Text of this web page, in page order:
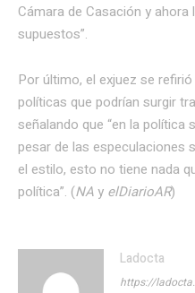
Cámara de Casación y
supuestos”.
Por último, el exjuez se
políticas que podrían surgir
señalando que “en la política
pesar de las especulaciones
el estilo, esto no tiene nada
política”. (NAy elDiarioAR)
Ladocta
https://